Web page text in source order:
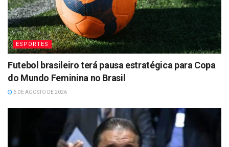
ESPORTES
Futebol brasileiro terá pausa estratégica para Copa
do Mundo Feminina no Brasil
6 DE AGOSTO DE 2026